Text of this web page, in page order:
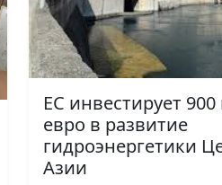
ЕС инвестирует
евро в развитие
гидроэнергетики
Азии